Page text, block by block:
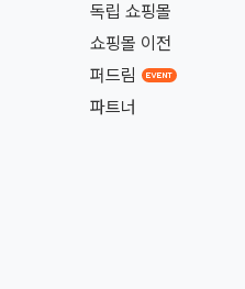
독립 쇼핑몰
쇼핑몰 이전
퍼드림
파트너